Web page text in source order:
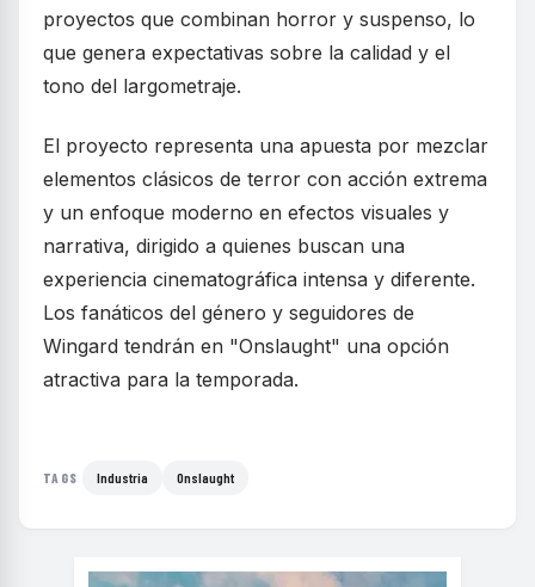
proyectos que combinan horror y suspenso, lo
que genera expectativas sobre la calidad y el
tono del largometraje.
El proyecto representa una apuesta por mezclar
elementos clásicos de terror con acción extrema
y un enfoque moderno en efectos visuales y
narrativa, dirigido a quienes buscan una
experiencia cinematográfica intensa y diferente.
Los fanáticos del género y seguidores de
Wingard tendrán en "Onslaught" una opción
atractiva para la temporada.
TAGS Industria Onslaught